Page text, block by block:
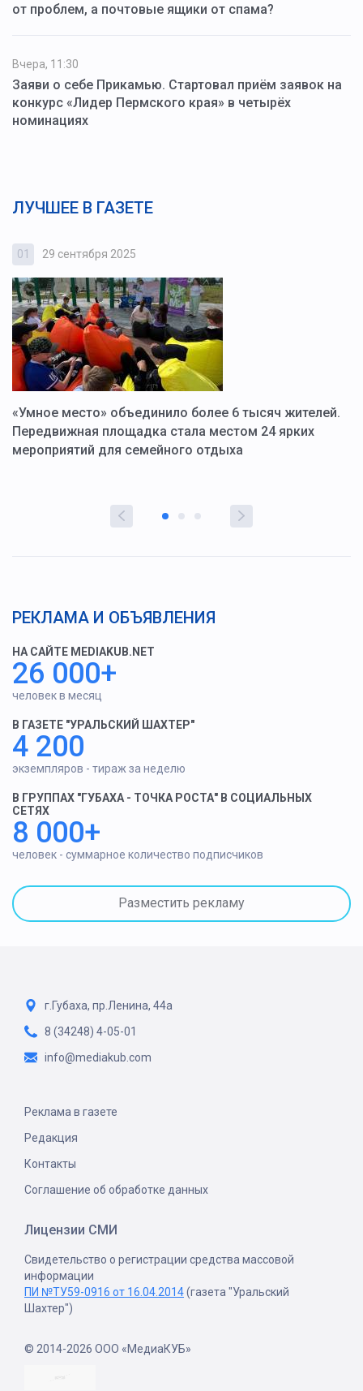
от проблем, а почтовые ящики от спама?
Вчера, 11:30
Заяви о себе Прикамью. Стартовал приём заявок на
конкурс «Лидер Пермского края» в четырёх
номинациях
ЛУЧШЕЕ В ГАЗЕТЕ
01 29 сентября 2025
«Умное место» объединило более 6 тысяч жителей.
Передвижная площадка стала местом 24 ярких
мероприятий для семейного отдыха
РЕКЛАМА И ОБЪЯВЛЕНИЯ
НА САЙТЕ MEDIAKUB.NET
26 000+
человек в месяц
В ГАЗЕТЕ "УРАЛЬСКИЙ ШАХТЕР"
4 200
экземпляров - тираж за неделю
В ГРУППАХ "ГУБАХА - ТОЧКА РОСТА" В СОЦИАЛЬНЫХ
СЕТЯХ
8 000+
человек - суммарное количество подписчиков
Разместить рекламу
г.Губаха, пр.Ленина, 44а
8 (34248) 4-05-01
info@mediakub.com
Реклама в газете
Редакция
Контакты
Соглашение об обработке данных
Лицензии СМИ
Свидетельство о регистрации средства массовой
информации
ПИ №ТУ59-0916 от 16.04.2014(газета "Уральский
Шахтер")
© 2014-2026 ООО «МедиаКУБ»